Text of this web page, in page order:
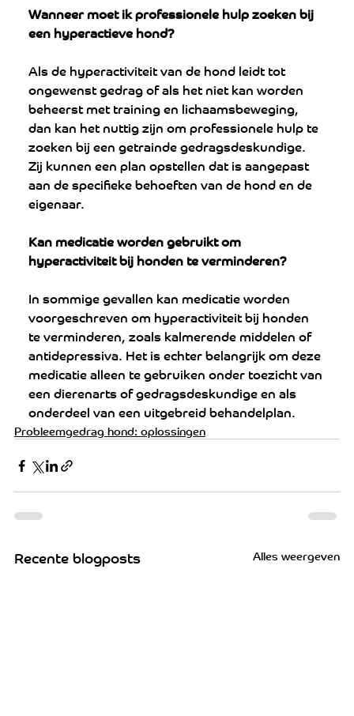
Wanneer moet ik professionele hulp zoeken bij
een hyperactieve hond?
Als de hyperactiviteit van de hond leidt tot
ongewenst gedrag of als het niet kan worden
beheerst met training en lichaamsbeweging,
dan kan het nuttig zijn om professionele hulp te
zoeken bij een getrainde gedragsdeskundige.
Zij kunnen een plan opstellen dat is aangepast
aan de specifieke behoeften van de hond en de
eigenaar.
Kan medicatie worden gebruikt om
hyperactiviteit bij honden te verminderen?
In sommige gevallen kan medicatie worden
voorgeschreven om hyperactiviteit bij honden
te verminderen, zoals kalmerende middelen of
antidepressiva. Het is echter belangrijk om deze
medicatie alleen te gebruiken onder toezicht van
een dierenarts of gedragsdeskundige en als
onderdeel van een uitgebreid behandelplan.
Probleemgedrag hond: oplossingen
Recente blogposts Alles weergeven